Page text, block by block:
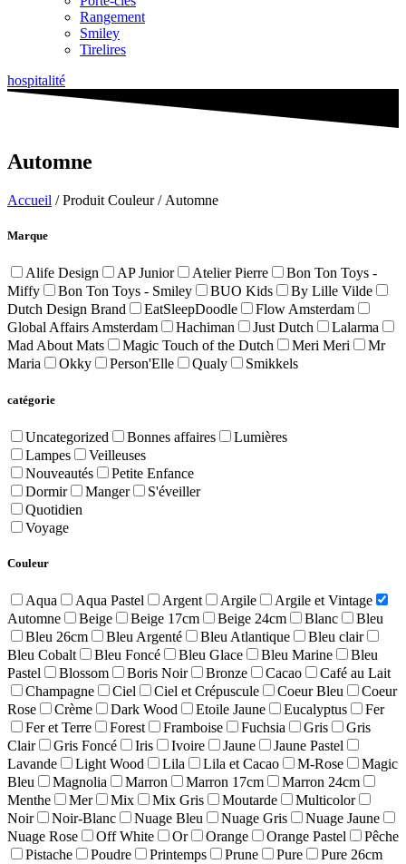
Rangement
Smiley
Tirelires
hospitalité
Automne
Accueil / Produit Couleur / Automne
Marque
Alife Design AP Junior Atelier Pierre
Bon Ton Toys -
Miffy
Bon Ton Toys - Smiley BUO Kids
By Lille Vilde
Dutch Design Brand
EatSleepDoodle
Flow Amsterdam
Global Affairs Amsterdam
Hachiman Just Dutch
Lalarma
Mad About Mats
Magic Touch of the Dutch Meri Meri
Mr
Maria
Okky Person'Elle Qualy Smikkels
catégorie
Uncategorized Bonnes affaires
Lumières
Lampes
Veilleuses
Nouveautés
Petite Enfance
Dormir
Manger
S'éveiller
Quotidien
Voyage
Couleur
Aqua Aqua Pastel Argent Argile
Argile et Vintage
Automne
Beige Beige 17cm Beige 24cm Blanc
Bleu
Bleu 26cm
Bleu Argenté Bleu Atlantique
Bleu clair
Bleu Cobalt
Bleu Foncé Bleu Glace Bleu Marine
Bleu
Pastel
Blossom Boris Noir Bronze Cacao
Café au Lait
Champagne
Ciel Ciel et Crépuscule Coeur Bleu
Coeur
Rose
Crème Dark Wood Etoile Jaune Eucalyptus
Fer
Fer et Terre
Forest Framboise Fuchsia Gris
Gris
Clair
Gris Foncé Iris Ivoire Jaune
Jaune Pastel
Lavande
Light Wood Lila Lila et Cacao M-Rose
Magic
Bleu
Magnolia Marron Marron 17cm
Marron 24cm
Menthe
Mer Mix Mix Gris Moutarde
Multicolor
Noir
Noir-Blanc Nuage Bleu Nuage Gris
Nuage Jaune
Nuage Rose
Off White Or Orange Orange Pastel
Pêche
Pistache
Poudre Printemps Prune Pure
Pure 26cm